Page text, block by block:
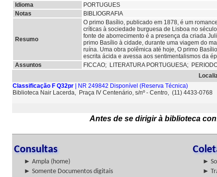
Idioma
PORTUGUES
Notas
BIBLIOGRAFIA
Resumo
O primo Basílio, publicado em 1878, é um
críticas à sociedade burguesa de Lisboa no
fonte de aborrecimento é a presença da criada
primo Basílio à cidade, durante uma viagem do
ruína. Uma obra polêmica até hoje, O primo
escrita ácida e avessa aos sentimentalismos da
Assuntos
FICCAO; LITERATURA PORTUGUESA;
Classificação F Q32pr | NR 249842 Disponível (Reserva Técnica)
Biblioteca Nair Lacerda, Praça IV Centenário, s/nº - Centro, (11) 4433-0768
Antes de se dirigir à biblioteca
Consultas
► Ampla (home)
►
► Somente Documentos digitais
►